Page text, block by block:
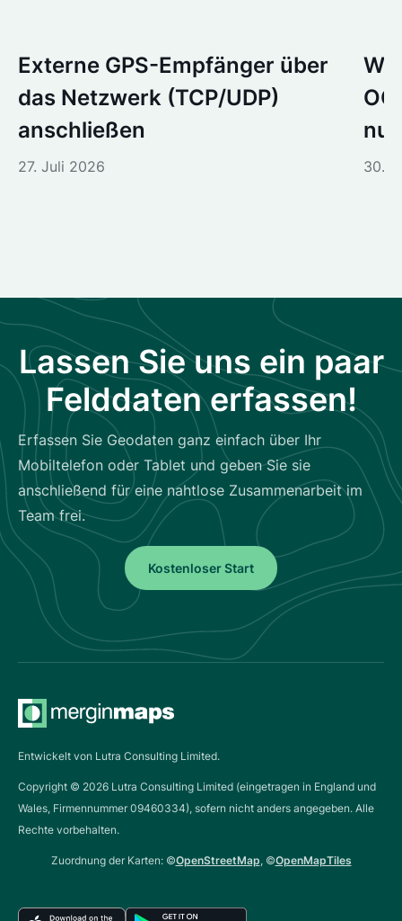
Externe GPS-Empfänger über
das Netzwerk (TCP/UDP)
anschließen
27. Juli 2026 30.
Lassen Sie uns ein paar
Felddaten erfassen!
Erfassen Sie Geodaten ganz einfach über Ihr
Mobiltelefon oder Tablet und geben Sie sie
anschließend für eine nahtlose Zusammenarbeit im
Team frei.
Kostenloser Start
Entwickelt von Lutra Consulting Limited.
Copyright © 2026 Lutra Consulting Limited (eingetragen in England und
Wales, Firmennummer 09460334), sofern nicht anders angegeben. Alle
Rechte vorbehalten.
Zuordnung der Karten: ©OpenStreetMap, ©OpenMapTiles